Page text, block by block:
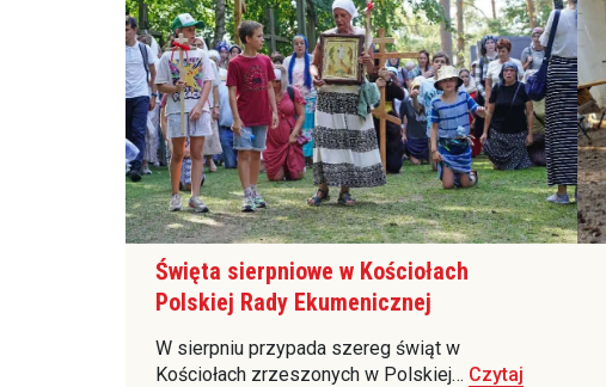
Święta sierpniowe w Kościołach
Polskiej Rady Ekumenicznej
W sierpniu przypada szereg świąt w
Kościołach zrzeszonych w Polskiej… Czytaj